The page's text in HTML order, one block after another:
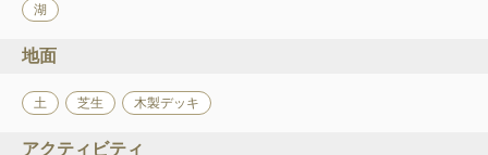
湖
地面
土 芝生 木製デッキ
アクティビティ